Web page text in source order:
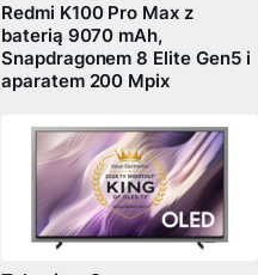
Redmi K100 Pro Max z
baterią 9070 mAh,
Snapdragonem 8 Elite Gen5 i
aparatem 200 Mpix